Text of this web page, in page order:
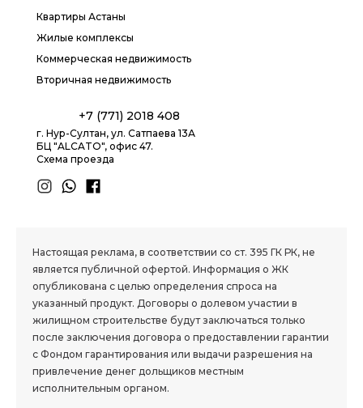
Квартиры Астаны
Жилые комплексы
Коммерческая недвижимость
Вторичная недвижимость
+7 (771) 2018 408
г. Нур-Султан, ул. Сатпаева 13А
БЦ "ALCATO", офис 47.
Схема проезда
Настоящая реклама, в соответствии со ст. 395 ГК РК, не
является публичной офертой. Информация о ЖК
опубликована с целью определения спроса на
указанный продукт. Договоры о долевом участии в
жилищном строительстве будут заключаться только
после заключения договора о предоставлении гарантии
с Фондом гарантирования или выдачи разрешения на
привлечение денег дольщиков местным
исполнительным органом.